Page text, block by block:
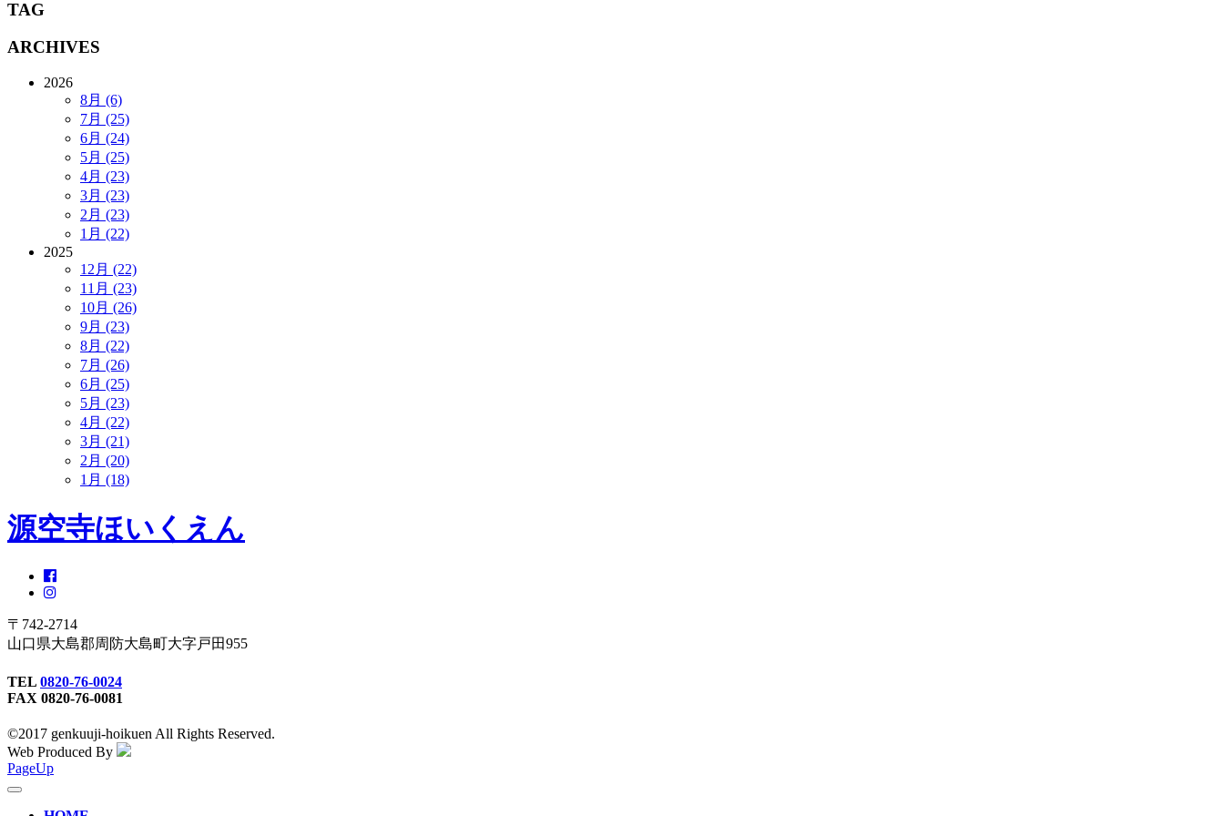
TAG
ARCHIVES
2026
8月 (6)
7月 (25)
6月 (24)
5月 (25)
4月 (23)
3月 (23)
2月 (23)
1月 (22)
2025
12月 (22)
11月 (23)
10月 (26)
9月 (23)
8月 (22)
7月 (26)
6月 (25)
5月 (23)
4月 (22)
3月 (21)
2月 (20)
1月 (18)
源空寺ほいくえん
〒742-2714
山口県大島郡周防大島町大字戸田955
TEL 0820-76-0024
FAX 0820-76-0081
©2017 genkuuji-hoikuen All Rights Reserved.
Web Produced By
PageUp
toggle
navigation